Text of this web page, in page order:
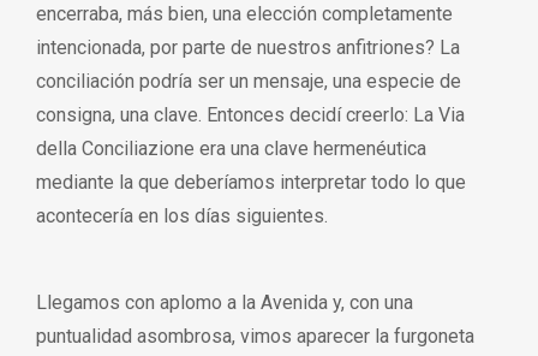
encerraba, más bien, una elección completamente
intencionada, por parte de nuestros anfitriones? La
conciliación podría ser un mensaje, una especie de
consigna, una clave. Entonces decidí creerlo: La Via
della Conciliazione era una clave hermenéutica
mediante la que deberíamos interpretar todo lo que
acontecería en los días siguientes.
Llegamos con aplomo a la Avenida y, con una
puntualidad asombrosa, vimos aparecer la furgoneta